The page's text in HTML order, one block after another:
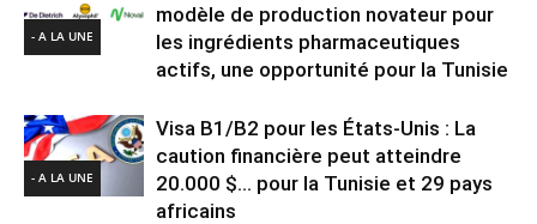
- A LA UNE
modèle de production novateur pour
les ingrédients pharmaceutiques
actifs, une opportunité pour la Tunisie
- A LA UNE
Visa B1/B2 pour les États-Unis : La
caution financière peut atteindre
20.000 $… pour la Tunisie et 29 pays
africains